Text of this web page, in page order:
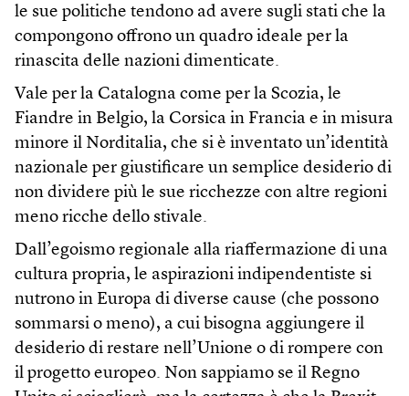
le sue politiche tendono ad avere sugli stati che la
compongono offrono un quadro ideale per la
rinascita delle nazioni dimenticate.
Vale per la Catalogna come per la Scozia, le
Fiandre in Belgio, la Corsica in Francia e in misura
minore il Norditalia, che si è inventato un’identità
nazionale per giustificare un semplice desiderio di
non dividere più le sue ricchezze con altre regioni
meno ricche dello stivale.
Dall’egoismo regionale alla riaffermazione di una
cultura propria, le aspirazioni indipendentiste si
nutrono in Europa di diverse cause (che possono
sommarsi o meno), a cui bisogna aggiungere il
desiderio di restare nell’Unione o di rompere con
il progetto europeo. Non sappiamo se il Regno